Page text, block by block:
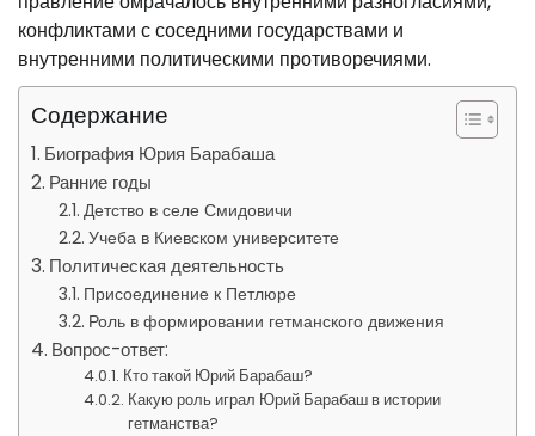
конфликтами с соседними государствами и
внутренними политическими противоречиями.
Содержание
Биография Юрия Барабаша
Ранние годы
Детство в селе Смидовичи
Учеба в Киевском университете
Политическая деятельность
Присоединение к Петлюре
Роль в формировании гетманского движения
Вопрос-ответ:
Кто такой Юрий Барабаш?
Какую роль играл Юрий Барабаш в истории
гетманства?